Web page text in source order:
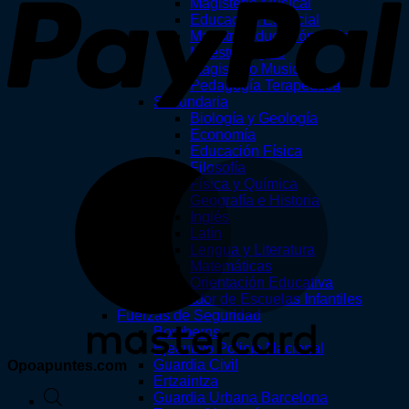
Educación Especial
Maestro Educación Física
Maestro Inglés
Magisterio Musical
Pedagogía Terapéutica
Secundaria
Biología y Geología
Economía
Educación Física
Filosofía
Física y Química
Geografía e Historia
Inglés
Latín
Lengua y Literatura
Matemáticas
Orientación Educativa
Educador de Escuelas Infantiles
Fuerzas de Seguridad
Bomberos
Ejecutivo Policía Nacional
Guardia Civil
Ertzaintza
Guardia Urbana Barcelona
Opoapuntes.com